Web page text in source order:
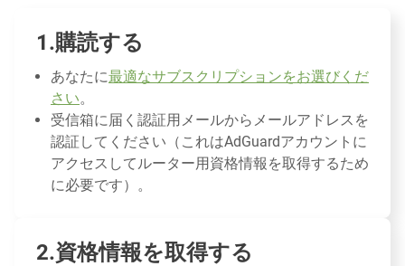
購読する
あなたに最適なサブスクリプションをお選びくだ
さい。
受信箱に届く認証用メールからメールアドレスを
認証してください（これはAdGuardアカウントに
アクセスしてルーター用資格情報を取得するため
に必要です）。
資格情報を取得する